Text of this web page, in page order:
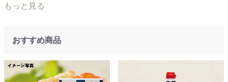
もっと見る
おすすめ商品